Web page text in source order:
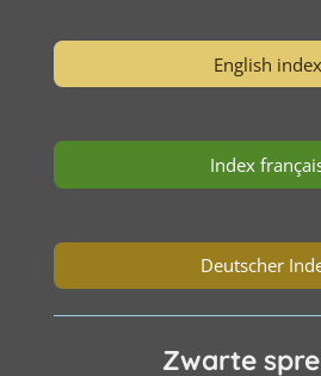
English index
Index
Deutscher
Zwarte